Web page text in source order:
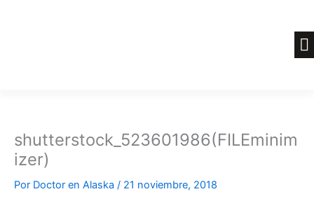
shutterstock_523601986(FILEminim
izer)
Por Doctor en Alaska / 21 noviembre, 2018